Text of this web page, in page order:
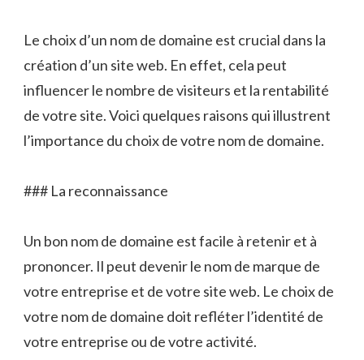
Le choix d’un nom de domaine est crucial dans la
création d’un site web. En effet, cela peut
influencer le nombre de visiteurs et la rentabilité
de votre site. Voici quelques raisons qui illustrent
l’importance du choix de votre nom de domaine.
### La reconnaissance
Un bon nom de domaine est facile à retenir et à
prononcer. Il peut devenir le nom de marque de
votre entreprise et de votre site web. Le choix de
votre nom de domaine doit refléter l’identité de
votre entreprise ou de votre activité.